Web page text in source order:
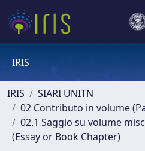
IRIS
IRIS
SIARI UNITN
02 Contributo in volume
02.1 Saggio su volume
(Essay or Book Chapter)